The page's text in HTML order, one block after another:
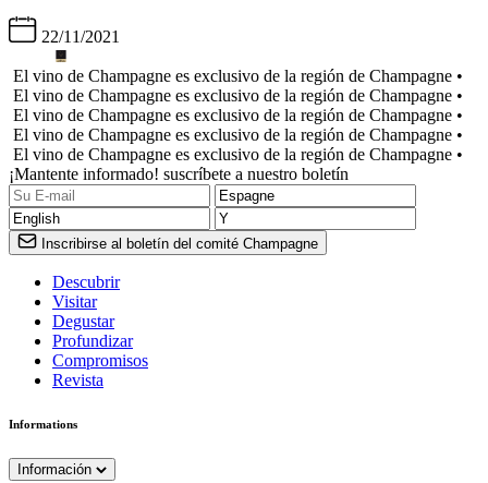
22/11/2021
El vino de Champagne es exclusivo de la región de Champagne •
El vino de Champagne es exclusivo de la región de Champagne •
El vino de Champagne es exclusivo de la región de Champagne •
El vino de Champagne es exclusivo de la región de Champagne •
El vino de Champagne es exclusivo de la región de Champagne •
¡Mantente informado! suscríbete a nuestro boletín
Inscribirse al boletín del comité Champagne
Descubrir
Visitar
Degustar
Profundizar
Compromisos
Revista
Informations
Información